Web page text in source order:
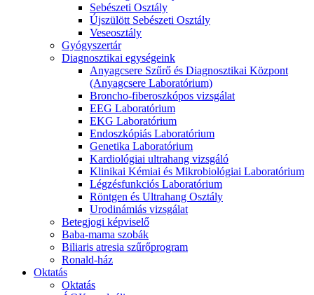
Sebészeti Osztály
Újszülött Sebészeti Osztály
Veseosztály
Gyógyszertár
Diagnosztikai egységeink
Anyagcsere Szűrő és Diagnosztikai Központ
(Anyagcsere Laboratórium)
Broncho-fiberoszkópos vizsgálat
EEG Laboratórium
EKG Laboratórium
Endoszkópiás Laboratórium
Genetika Laboratórium
Kardiológiai ultrahang vizsgáló
Klinikai Kémiai és Mikrobiológiai Laboratórium
Légzésfunkciós Laboratórium
Röntgen és Ultrahang Osztály
Urodinámiás vizsgálat
Betegjogi képviselő
Baba-mama szobák
Biliaris atresia szűrőprogram
Ronald-ház
Oktatás
Oktatás